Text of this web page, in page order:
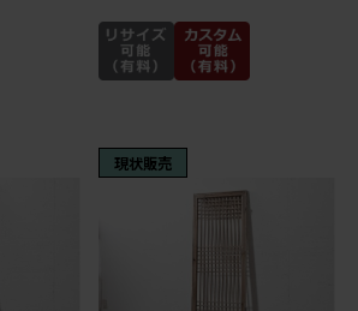
現状販売